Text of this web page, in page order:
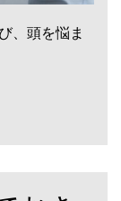
、頭を悩ま